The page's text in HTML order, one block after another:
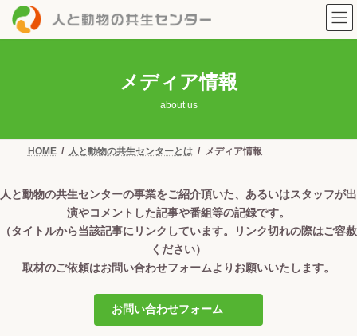
メディア情報
about us
HOME 人と動物の共生センターとは メディア情報
人と動物の共生センターの事業をご紹介頂いた、あるいはスタッフが出
演やコメントした記事や番組等の記録です。
（タイトルから当該記事にリンクしています。リンク切れの際はご容赦
ください）
取材のご依頼はお問い合わせフォームよりお願いいたします。
お問い合わせフォーム